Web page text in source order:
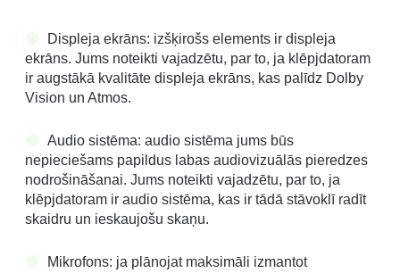
Displeja ekrāns: izšķirošs elements ir displeja
ekrāns. Jums noteikti vajadzētu, par to, ja klēpjdatoram
ir augstākā kvalitāte displeja ekrāns, kas palīdz Dolby
Vision un Atmos.
Audio sistēma: audio sistēma jums būs
nepieciešams papildus labas audiovizuālās pieredzes
nodrošināšanai. Jums noteikti vajadzētu, par to, ja
klēpjdatoram ir audio sistēma, kas ir tādā stāvoklī radīt
skaidru un ieskaujošu skaņu.
Mikrofons: ja plānojat maksimāli izmantot